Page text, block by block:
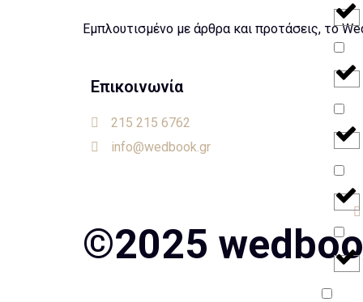
Εμπλουτισμένο με άρθρα και προτάσεις, το
Επικοινωνία
215 215 6762
info@wedbook.gr
©2025